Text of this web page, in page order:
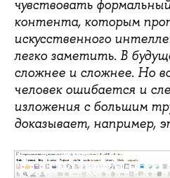
чувствовать
контента, которым
искусственного
легко заметить. В
сложнее и сложнее. Но
человек ошибается и
изложения с большим
доказывает, например,